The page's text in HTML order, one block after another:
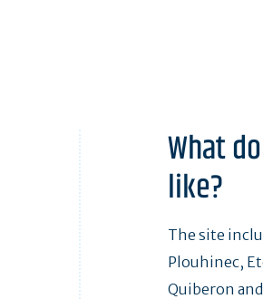
What
like?
The site
Plouhinec,
Quiberon